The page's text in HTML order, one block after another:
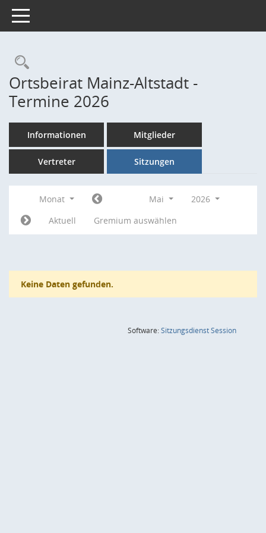
Toggle navigation
Rechercheauswahl
Ortsbeirat Mainz-Altstadt -
Termine 2026
Informationen Mitglieder
Vertreter Sitzungen
Monat Mai
2026
Aktuell
Gremium auswählen
Keine Daten gefunden.
Software:SitzungsdienstSession(Wird in